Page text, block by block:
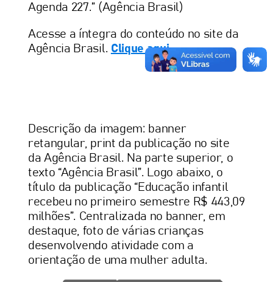
Agenda 227.” (Agência Brasil)
Acesse a íntegra do conteúdo no site da
Agência Brasil. Clique aqui.
Descrição da imagem: banner
retangular, print da publicação no site
da Agência Brasil. Na parte superior, o
texto “Agência Brasil”. Logo abaixo, o
título da publicação “Educação infantil
recebeu no primeiro semestre R$ 443,09
milhões”. Centralizada no banner, em
destaque, foto de várias crianças
desenvolvendo atividade com a
orientação de uma mulher adulta.